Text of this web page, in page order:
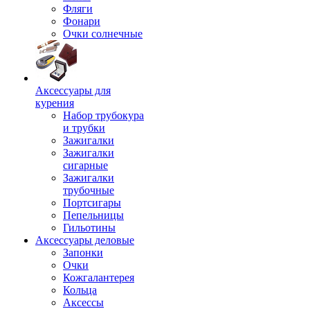
Фляги
Фонари
Очки солнечные
Аксессуары для
курения
Набор трубокура
и трубки
Зажигалки
Зажигалки
сигарные
Зажигалки
трубочные
Портсигары
Пепельницы
Гильотины
Аксессуары деловые
Запонки
Очки
Кожгалантерея
Кольца
Аксессы